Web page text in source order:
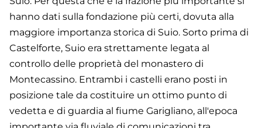
hanno dati sulla fondazione più certi, dovuta alla
maggiore importanza storica di Suio. Sorto prima di
Castelforte, Suio era strettamente legata al
controllo delle proprietà del monastero di
Montecassino. Entrambi i castelli erano posti in
posizione tale da costituire un ottimo punto di
vedetta e di guardia al fiume Garigliano, all'epoca